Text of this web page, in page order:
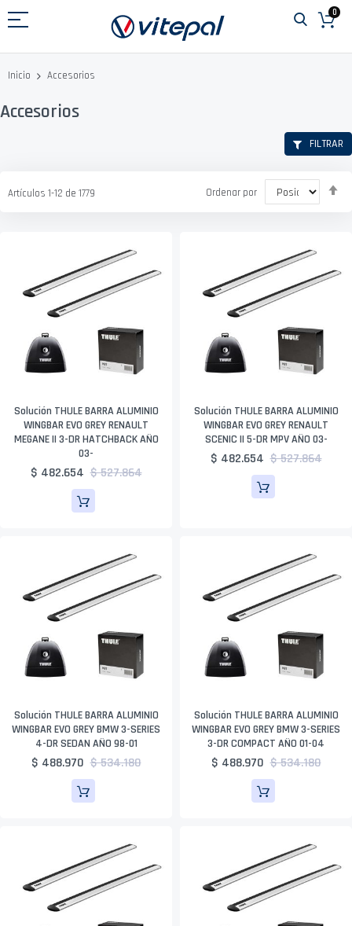
al
0
Inicio Accesorios
Accesorios
Artículos 1-12 de 1779 Ordenar por
Solución THULE BARRA ALUMINIO
WINGBAR EVO GREY RENAULT
MEGANE II 3-DR HATCHBACK AÑO
03-
$ 482.654 $ 527.864
Solución THULE BARRA ALUMINIO
WINGBAR EVO GREY RENAULT
SCENIC II 5-DR MPV AÑO 03-
$ 482.654 $ 527.864
Solución THULE BARRA ALUMINIO
WINGBAR EVO GREY BMW 3-SERIES
4-DR SEDAN AÑO 98-01
$ 488.970 $ 534.180
Solución THULE BARRA ALUMINIO
WINGBAR EVO GREY BMW 3-SERIES
3-DR COMPACT AÑO 01-04
$ 488.970 $ 534.180
FILTRAR